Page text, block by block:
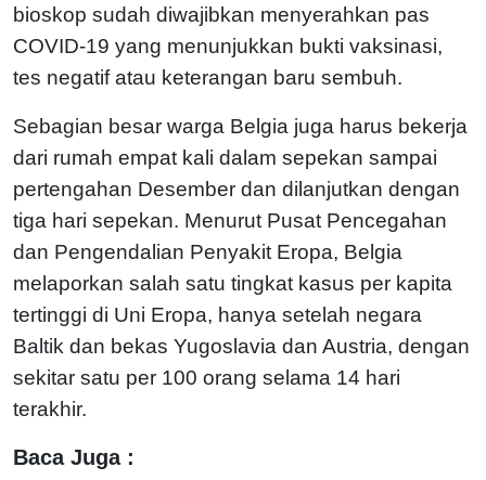
bioskop sudah diwajibkan menyerahkan pas
COVID-19 yang menunjukkan bukti vaksinasi,
tes negatif atau keterangan baru sembuh.
Sebagian besar warga Belgia juga harus bekerja
dari rumah empat kali dalam sepekan sampai
pertengahan Desember dan dilanjutkan dengan
tiga hari sepekan. Menurut Pusat Pencegahan
dan Pengendalian Penyakit Eropa, Belgia
melaporkan salah satu tingkat kasus per kapita
tertinggi di Uni Eropa, hanya setelah negara
Baltik dan bekas Yugoslavia dan Austria, dengan
sekitar satu per 100 orang selama 14 hari
terakhir.
Baca Juga :